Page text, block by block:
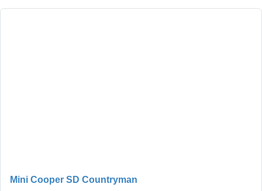
Mini Cooper SD Countryman